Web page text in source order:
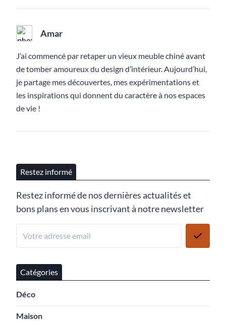
Amar
J’ai commencé par retaper un vieux meuble chiné avant
de tomber amoureux du design d’intérieur. Aujourd’hui,
je partage mes découvertes, mes expérimentations et
les inspirations qui donnent du caractère à nos espaces
de vie !
Restez informé
Restez informé de nos dernières actualités et
bons plans en vous inscrivant à notre newsletter
Catégories
Déco
Maison